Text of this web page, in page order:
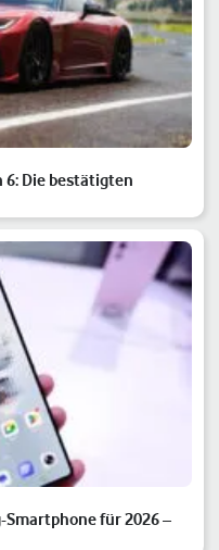
Die bestätigten
Smartphone für 2026 –